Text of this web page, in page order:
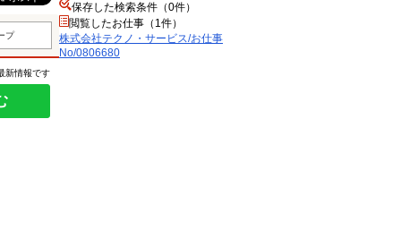
プ
新情報です
保存した検索条件（0件）
閲覧したお仕事（1件）
株式会社テクノ・サービス/お仕事
No/0806680